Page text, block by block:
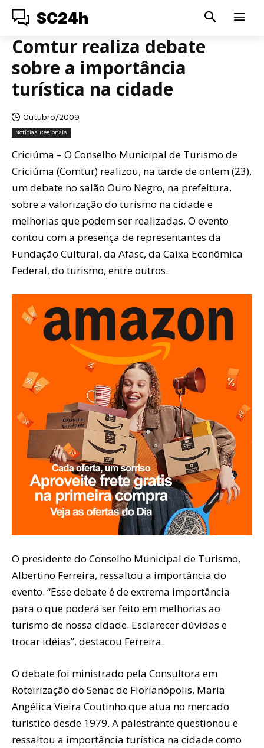
SC24h
Comtur realiza debate
sobre a importância
turística na cidade
Outubro/2009
Notícias Regionais
Criciúma – O Conselho Municipal de Turismo de
Criciúma (Comtur) realizou, na tarde de ontem (23),
um debate no salão Ouro Negro, na prefeitura,
sobre a valorização do turismo na cidade e
melhorias que podem ser realizadas. O evento
contou com a presença de representantes da
Fundação Cultural, da Afasc, da Caixa Econômica
Federal, do turismo, entre outros.
O presidente do Conselho Municipal de Turismo,
Albertino Ferreira, ressaltou a importância do
evento. “Esse debate é de extrema importância
para o que poderá ser feito em melhorias ao
turismo de nossa cidade. Esclarecer dúvidas e
trocar idéias”, destacou Ferreira.
O debate foi ministrado pela Consultora em
Roteirização do Senac de Florianópolis, Maria
Angélica Vieira Coutinho que atua no mercado
turístico desde 1979. A palestrante questionou e
ressaltou a importância turística na cidade como